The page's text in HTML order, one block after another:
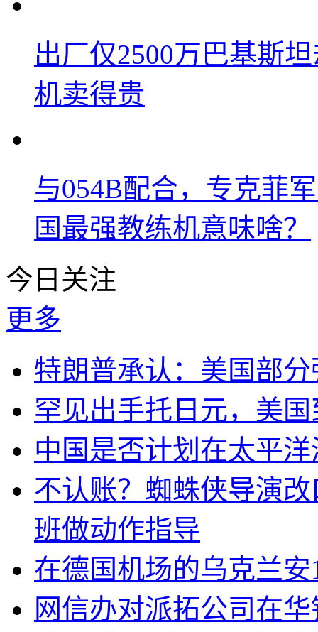
出厂仅2500万巴基斯
机卖得贵
与054B配合，专克菲
国最强教练机意味啥？
今日关注
更多
特朗普承认：美国部
罕见出手托日元，美
中国是否计划在太平
不认账？蜘蛛侠导演
班做动作指导
在德国机场的乌克兰
网信办对派拓公司在